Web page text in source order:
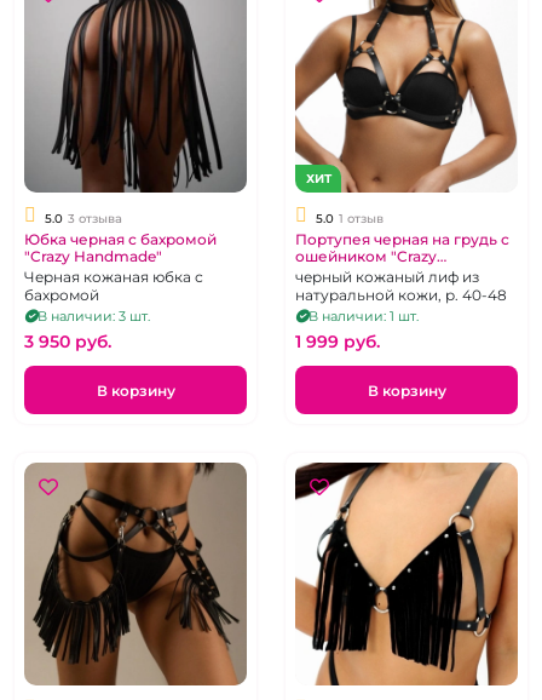
5.0 3 отзыва
Юбка черная с бахромой
"Crazy Handmade"
Черная кожаная юбка с
бахромой
В наличии: 3 шт.
3 950 pуб.
В корзину
ХИТ
5.0 1 отзыв
Портупея черная на грудь с
ошейником "Crazy
Handmade" №1
черный кожаный лиф из
натуральной кожи, р. 40-48
В наличии: 1 шт.
1 999 pуб.
В корзину